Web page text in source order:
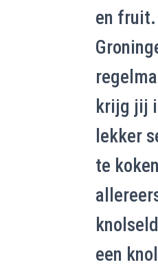
en
krijg jij
lekker
te
een